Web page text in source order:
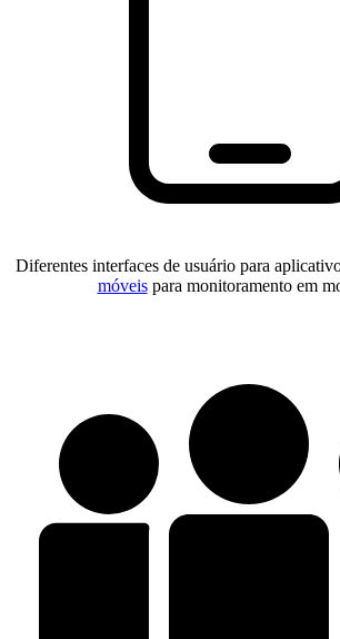
Diferentes interfaces de usuário para
móveispara monitoramento em